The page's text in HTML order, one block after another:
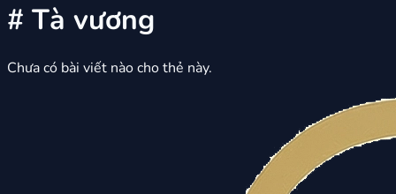
# Tà vương
Chưa có bài viết nào cho thẻ này.